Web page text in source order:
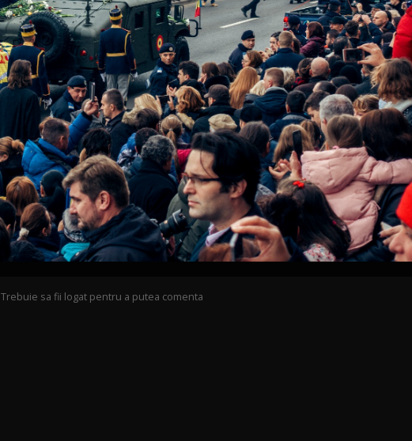
Trebuie sa fii logat pentru a putea comenta